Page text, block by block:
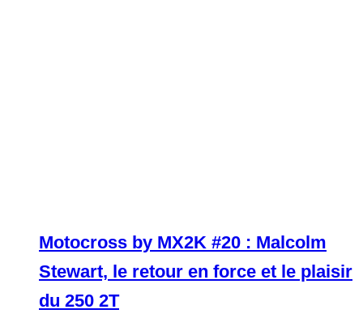
Motocross by MX2K #20 : Malcolm
Stewart, le retour en force et le plaisir
du 250 2T